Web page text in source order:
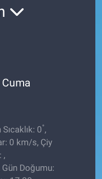
0°,
0 km/s, Çiy
,
Doğumu: